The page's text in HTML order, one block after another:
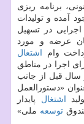
برنامه ریزی
آمده و تولیدات
در تسهیل
عرضه و مورد
وام
اشتغال
اجرا در مناطق
كمتر از ۱۰ هزار نفر سال قبل از جانب
«دستورالعمل
اشتغال پایدار
توسعه ملی»